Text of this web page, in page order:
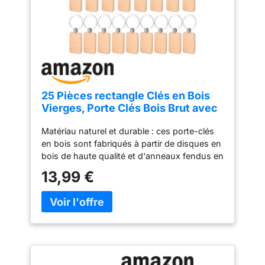
25 Pièces rectangle Clés en Bois
Vierges, Porte Clés Bois Brut avec
Matériau naturel et durable : ces porte-clés
en bois sont fabriqués à partir de disques en
bois de haute qualité et d'anneaux fendus en
une surface lisse et sont agréables au
toucher ; le cerceau du porte-clés n'est pas
facilement cassé ou déformé, assurant une
bois est conçu avec deux côtés vierges.
Vous pouvez peindre, écrire, graver, teindre
13,99 €